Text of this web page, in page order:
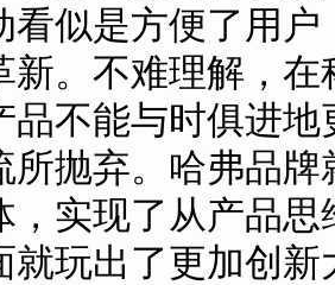
看似是方便了用
新。不难理解，
品不能与时俱进
所抛弃。哈弗品
，实现了从产品
就玩出了更加创